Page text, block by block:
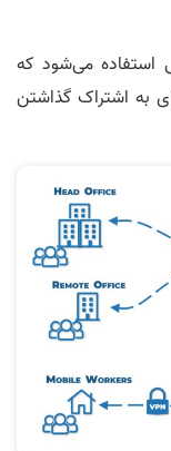
استفاده می‌شود که
به اشتراک گذاشتن